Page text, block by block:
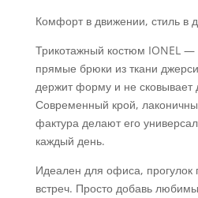
Комфорт в движении, стиль в
Трикотажный костюм IONEL —
прямые брюки из ткани
держит форму и не сковывает
Современный крой,
фактура делают его
каждый день.
Идеален для офиса, прогулок
встреч. Просто добавь